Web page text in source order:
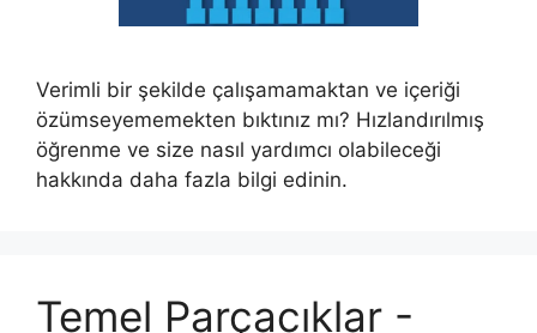
Verimli bir şekilde çalışamamaktan ve içeriği
özümseyememekten bıktınız mı? Hızlandırılmış
öğrenme ve size nasıl yardımcı olabileceği
hakkında daha fazla bilgi edinin.
Temel Parçacıklar -